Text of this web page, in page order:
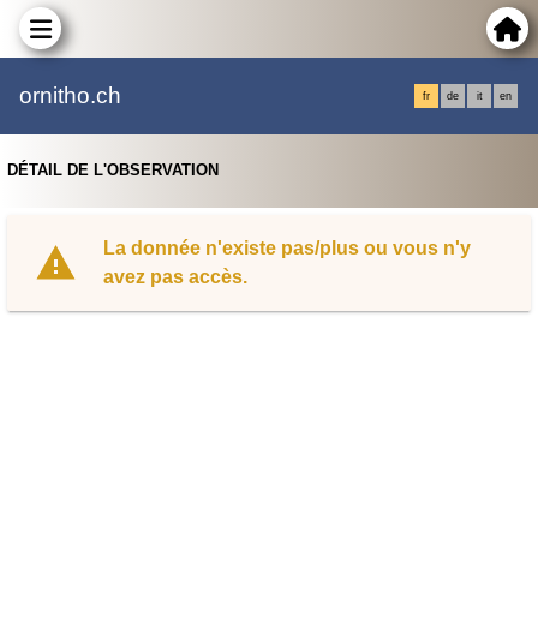
ornitho.ch fr de it en
DÉTAIL DE L'OBSERVATION
La donnée n'existe pas/plus ou vous n'y
avez pas accès.